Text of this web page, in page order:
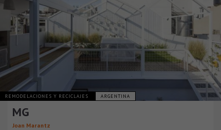
REMODELACIONES Y RECICLAJES ARGENTINA
MG
Joan Marantz